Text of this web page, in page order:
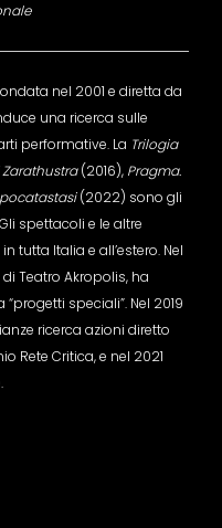
nel 2001 e diretta da
una ricerca sulle
performative. La Trilogia
(2016), Pragma.
(2022) sono gli
spettacoli e le altre
tutta Italia e all’estero. Nel
di Teatro Akropolis, ha
speciali”. Nel 2019
ricerca azioni diretto
Rete Critica, e nel 2021